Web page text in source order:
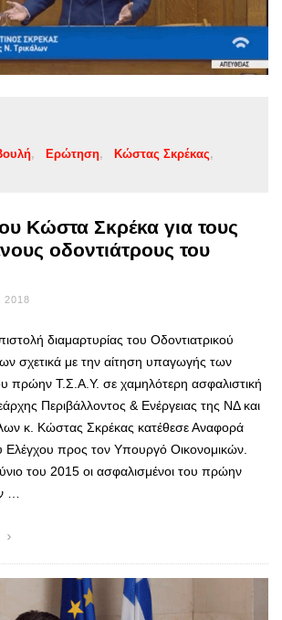
Ερώτηση
Κώστας Σκρέκας
Κώστα Σκρέκα για τους
οδοντιάτρους του
διαμαρτυρίας του Οδοντιατρικού
σχετικά με την αίτηση υπαγωγής των
πρώην Τ.Σ.Α.Υ. σε χαμηλότερη ασφαλιστική
Περιβάλλοντος & Ενέργειας της ΝΔ και
κ. Κώστας Σκρέκας κατέθεσε Αναφορά
Ελέγχου προς τον Υπουργό Οικονομικών.
του 2015 οι ασφαλισμένοι του πρώην
…